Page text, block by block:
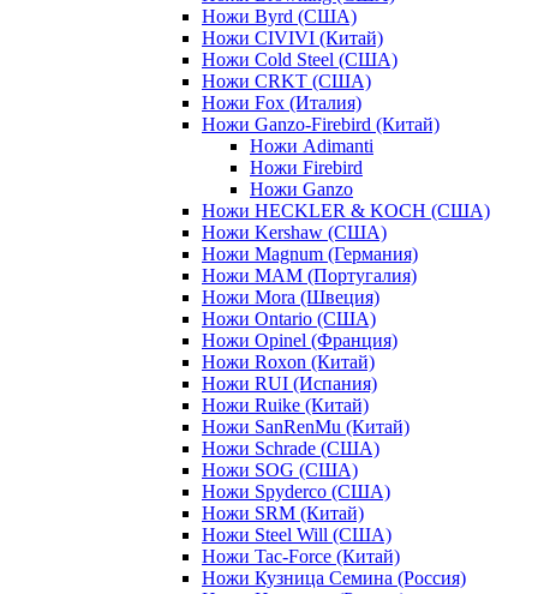
Ножи Byrd (США)
Ножи CIVIVI (Китай)
Ножи Cold Steel (США)
Ножи CRKT (США)
Ножи Fox (Италия)
Ножи Ganzo-Firebird (Китай)
Ножи Adimanti
Ножи Firebird
Ножи Ganzo
Ножи HECKLER & KOCH (США)
Ножи Kershaw (США)
Ножи Magnum (Германия)
Ножи MAM (Португалия)
Ножи Mora (Швеция)
Ножи Ontario (США)
Ножи Opinel (Франция)
Ножи Roxon (Китай)
Ножи RUI (Испания)
Ножи Ruike (Китай)
Ножи SanRenMu (Китай)
Ножи Schrade (США)
Ножи SOG (США)
Ножи Spyderco (США)
Ножи SRM (Китай)
Ножи Steel Will (США)
Ножи Tac-Force (Китай)
Ножи Кузница Семина (Россия)